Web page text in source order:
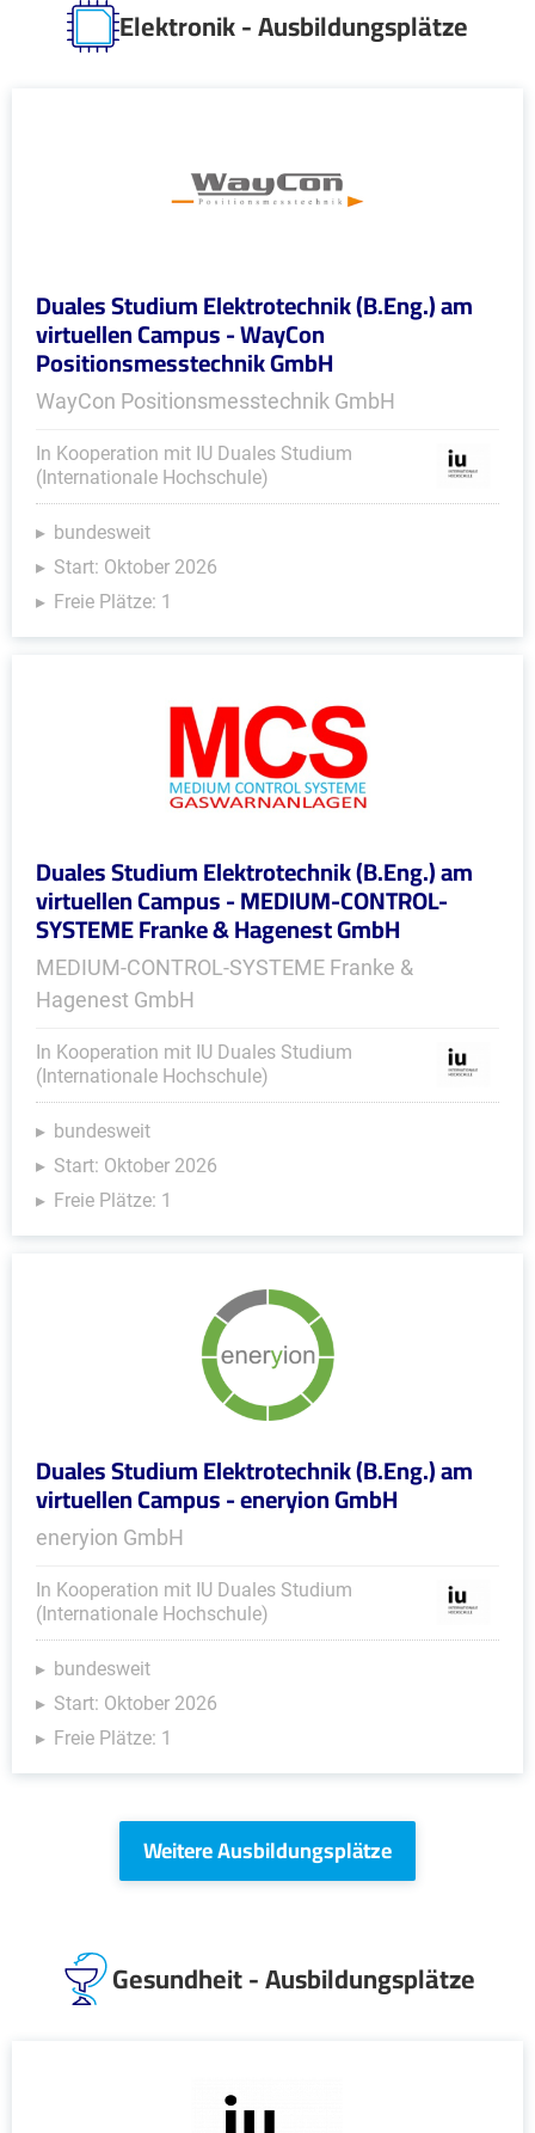
Elektronik - Ausbildungsplätze
Duales Studium Elektrotechnik (B.Eng.) am
virtuellen Campus - WayCon
Positionsmesstechnik GmbH
WayCon Positionsmesstechnik GmbH
In Kooperation mit IU Duales Studium
(Internationale Hochschule)
bundesweit
Start: Oktober 2026
Freie Plätze: 1
Duales Studium Elektrotechnik (B.Eng.) am
virtuellen Campus - MEDIUM-CONTROL-
SYSTEME Franke & Hagenest GmbH
MEDIUM-CONTROL-SYSTEME Franke &
Hagenest GmbH
In Kooperation mit IU Duales Studium
(Internationale Hochschule)
bundesweit
Start: Oktober 2026
Freie Plätze: 1
Duales Studium Elektrotechnik (B.Eng.) am
virtuellen Campus - eneryion GmbH
eneryion GmbH
In Kooperation mit IU Duales Studium
(Internationale Hochschule)
bundesweit
Start: Oktober 2026
Freie Plätze: 1
Weitere Ausbildungsplätze
Gesundheit - Ausbildungsplätze